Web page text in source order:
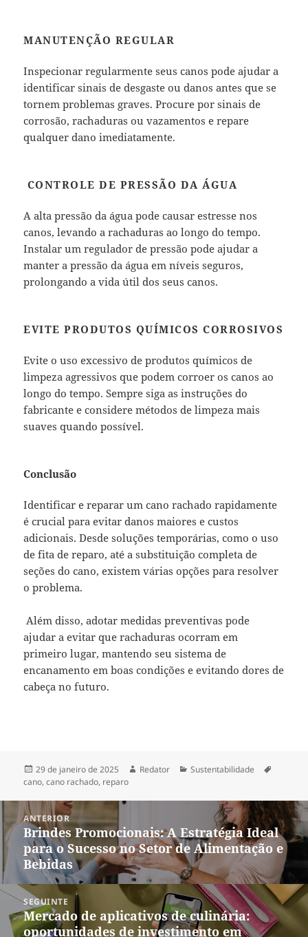
MANUTENÇÃO REGULAR
Inspecionar regularmente seus canos pode ajudar a
identificar sinais de desgaste ou danos antes que se
tornem problemas graves. Procure por sinais de
corrosão, rachaduras ou vazamentos e repare
qualquer dano imediatamente.
CONTROLE DE PRESSÃO DA ÁGUA
A alta pressão da água pode causar estresse nos
canos, levando a rachaduras ao longo do tempo.
Instalar um regulador de pressão pode ajudar a
manter a pressão da água em níveis seguros,
prolongando a vida útil dos seus canos.
EVITE PRODUTOS QUÍMICOS CORROSIVOS
Evite o uso excessivo de produtos químicos de
limpeza agressivos que podem corroer os canos ao
longo do tempo. Sempre siga as instruções do
fabricante e considere métodos de limpeza mais
suaves quando possível.
Conclusão
Identificar e reparar um cano rachado rapidamente
é crucial para evitar danos maiores e custos
adicionais. Desde soluções temporárias, como o uso
de fita de reparo, até a substituição completa de
seções do cano, existem várias opções para resolver
o problema.
Além disso, adotar medidas preventivas pode
ajudar a evitar que rachaduras ocorram em
primeiro lugar, mantendo seu sistema de
encanamento em boas condições e evitando dores de
cabeça no futuro.
Publicado
em
29 de janeiro de 2025 Autor
Redator Categorias
Sustentabilidade
cano,cano rachado, reparo
Navegação
de
Post
ANTERIOR
Post
anterior:
Brindes Promocionais: A Estratégia Ideal
para o Sucesso no Setor de Alimentação e
Bebidas
SEGUINTE
Próximo
post:
Mercado de aplicativos de culinária:
oportunidades de investimento em